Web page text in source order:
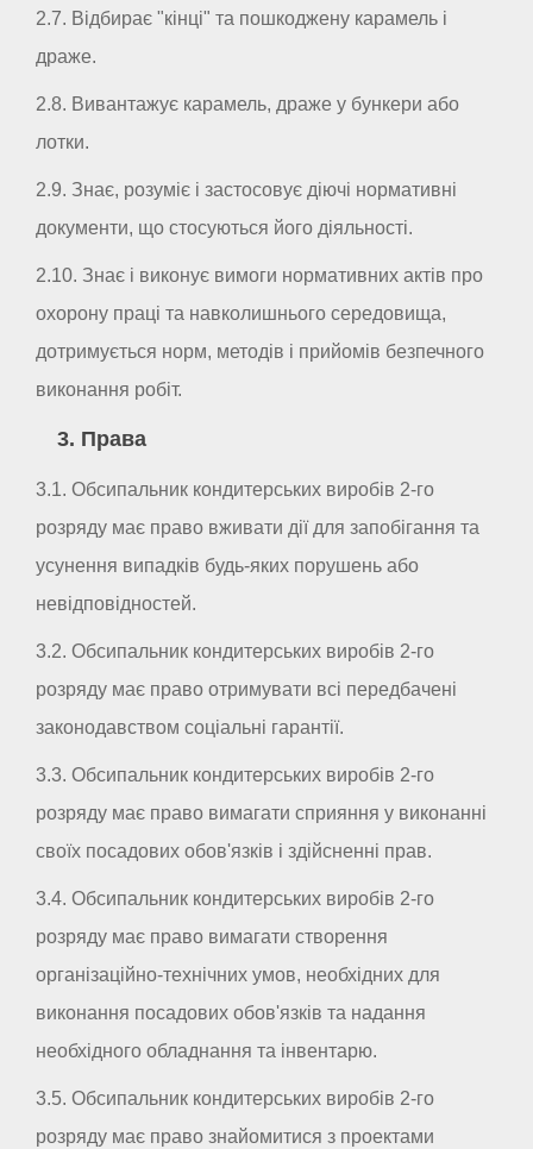
2.7. Відбирає "кінці" та пошкоджену карамель і
драже.
2.8. Вивантажує карамель, драже у бункери або
лотки.
2.9. Знає, розуміє і застосовує діючі нормативні
документи, що стосуються його діяльності.
2.10. Знає і виконує вимоги нормативних актів про
охорону праці та навколишнього середовища,
дотримується норм, методів і прийомів безпечного
виконання робіт.
3. Права
3.1. Обсипальник кондитерських виробів 2-го
розряду має право вживати дії для запобігання та
усунення випадків будь-яких порушень або
невідповідностей.
3.2. Обсипальник кондитерських виробів 2-го
розряду має право отримувати всі передбачені
законодавством соціальні гарантії.
3.3. Обсипальник кондитерських виробів 2-го
розряду має право вимагати сприяння у виконанні
своїх посадових обов'язків і здійсненні прав.
3.4. Обсипальник кондитерських виробів 2-го
розряду має право вимагати створення
організаційно-технічних умов, необхідних для
виконання посадових обов'язків та надання
необхідного обладнання та інвентарю.
3.5. Обсипальник кондитерських виробів 2-го
розряду має право знайомитися з проектами